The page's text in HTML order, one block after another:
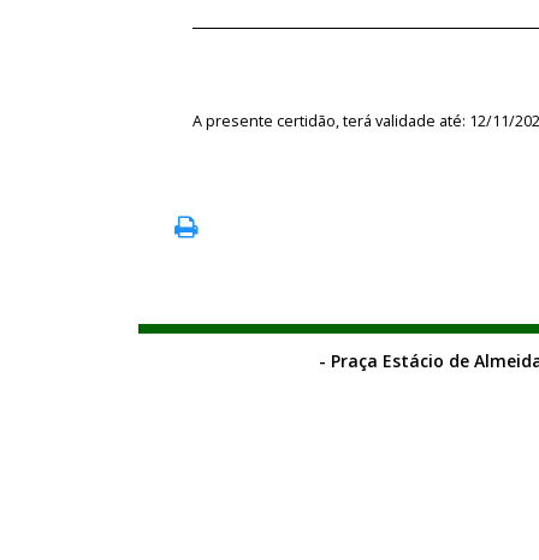
A presente certidão, terá validade até: 12/11/
- Praça Estácio de